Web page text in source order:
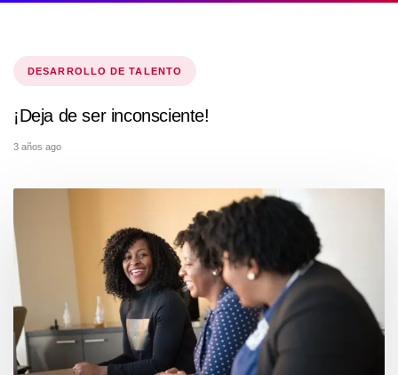
Tags
DESARROLLO DE TALENTO
¡Deja de ser inconsciente!
3 años ago